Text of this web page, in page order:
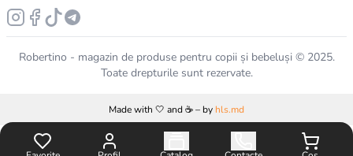
Robertino - magazin de produse pentru copii și bebeluși © 2025.
Toate drepturile sunt rezervate.
Made with 🤍 and ☕️ – by hls.md